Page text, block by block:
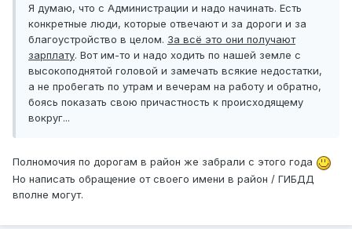
Я думаю, что с Администрации и надо начинать. Есть
конкретные люди, которые отвечают и за дороги и за
благоустройство в целом. За всё это они получают
зарплату. Вот им-то и надо ходить по нашей земле с
высокоподнятой головой и замечать всякие недостатки,
а не пробегать по утрам и вечерам на работу и обратно,
боясь показать свою причастность к происходящему
вокруг...
Полномочия по дорогам в район же забрали с этого года
Но написать обращение от своего имени в район / ГИБДД
вполне могут.